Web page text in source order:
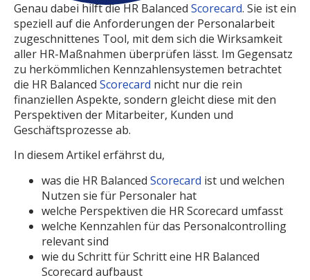
Genau dabei hilft die HR Balanced Scorecard. Sie ist ein
speziell auf die Anforderungen der Personalarbeit
zugeschnittenes Tool, mit dem sich die Wirksamkeit
aller HR-Maßnahmen überprüfen lässt. Im Gegensatz
zu herkömmlichen Kennzahlensystemen betrachtet
die HR Balanced Scorecard nicht nur die rein
finanziellen Aspekte, sondern gleicht diese mit den
Perspektiven der Mitarbeiter, Kunden und
Geschäftsprozesse ab.
In diesem Artikel erfährst du,
was die HR Balanced Scorecard ist und welchen
Nutzen sie für Personaler hat
welche Perspektiven die HR Scorecard umfasst
welche Kennzahlen für das Personalcontrolling
relevant sind
wie du Schritt für Schritt eine HR Balanced
Scorecard aufbaust